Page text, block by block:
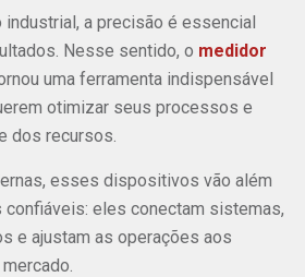
industrial, a precisão é essencial
Nesse sentido, o medidor
uma ferramenta indispensável
otimizar seus processos e
dos recursos.
esses dispositivos vão além
eles conectam sistemas,
e ajustam as operações aos